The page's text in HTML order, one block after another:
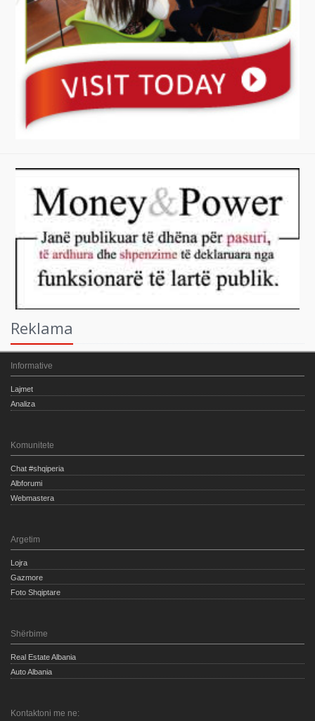
Reklama
Informative
Lajmet
Analiza
Komunitete
Chat #shqiperia
Albforumi
Webmastera
Argetim
Lojra
Gazmore
Foto Shqiptare
Shërbime
Real Estate Albania
Auto Albania
Kontaktoni me ne: